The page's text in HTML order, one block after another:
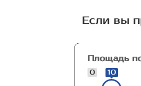
Если вы
Площадь
0 10